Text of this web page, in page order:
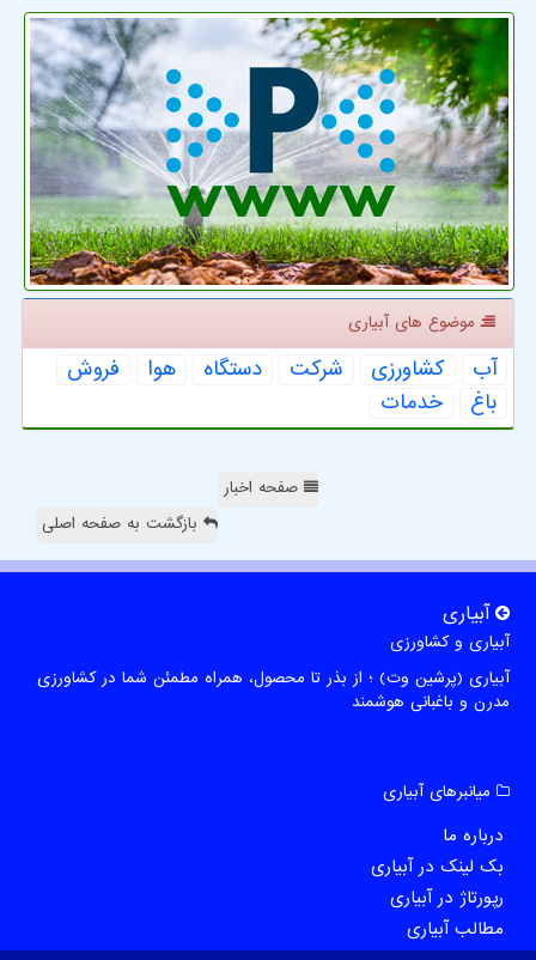
موضوع های آبیاری
آب كشاورزی شركت دستگاه هوا
فروش
باغ
خدمات
صفحه اخبار
بازگشت به صفحه اصلی
آبیاری
آبیاری و کشاورزی
آبیاری (پرشین وت) ؛ از بذر تا محصول، همراه مطمئن شما در کشاورزی
مدرن و باغبانی هوشمند
میانبرهای آبیاری
درباره ما
بک لینک در آبیاری
رپورتاژ در آبیاری
مطالب آبیاری